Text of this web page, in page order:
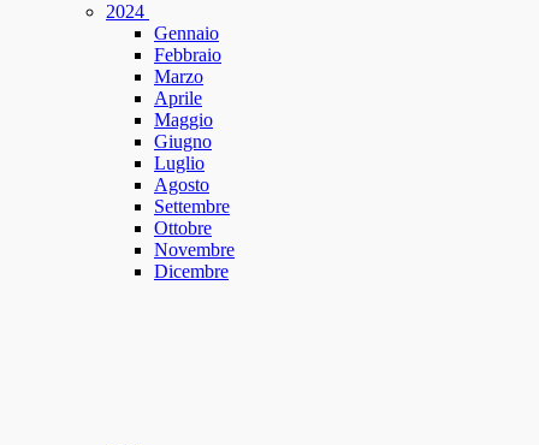
2024
Gennaio
Febbraio
Marzo
Aprile
Maggio
Giugno
Luglio
Agosto
Settembre
Ottobre
Novembre
Dicembre